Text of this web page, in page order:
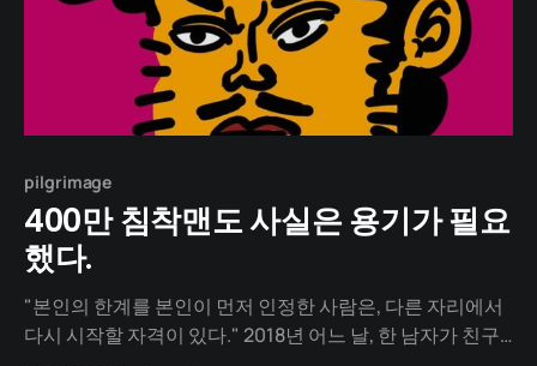
pilgrimage
400만 침착맨도 사실은 용기가 필요
했다.
"본인의 한계를 본인이 먼저 인정한 사람은, 다른 자리에서
다시 시작할 자격이 있다." 2018년 어느 날, 한 남자가 친구